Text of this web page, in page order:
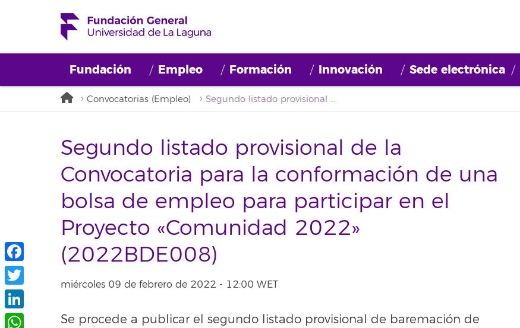
Fundación Empleo Formación Innovación Sede electrónica
Convocatorias (Empleo) Segundo listado provisional de la Convocatoria para la conformación de una bolsa de empleo para participar en el Proyecto «Comunidad 2022» (2022BDE008)
Segundo listado provisional de la
Convocatoria para la conformación de una
bolsa de empleo para participar en el
Proyecto «Comunidad 2022»
(2022BDE008)
miércoles 09 de febrero de 2022 - 12:00 WET
Se procede a publicar el segundo listado provisional de baremación de
Facebook
Twitter
LinkedIn